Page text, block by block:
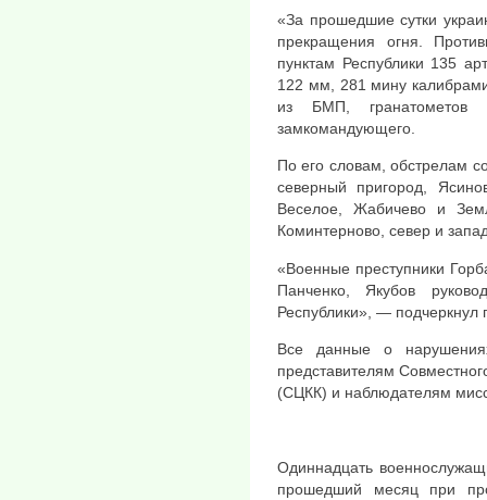
«За прошедшие сутки
прекращения огня.
пунктам Республики 135
122 мм, 281 мину
из БМП, гранатометов
замкомандующего.
По его словам, обстрелам
северный пригород,
Веселое, Жабичево и
Коминтерново, север и
«Военные преступники
Панченко, Якубов
Республики», — подчеркнул
Все данные о
представителям
(СЦКК) и наблюдателям
Одиннадцать
прошедший месяц при